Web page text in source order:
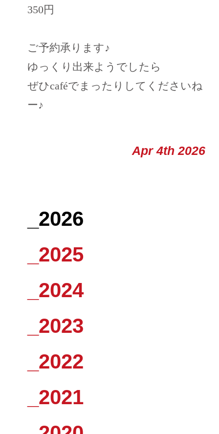
350円
ご予約承ります♪
ゆっくり出来ようでしたら
ぜひcaféでまったりしてくださいね
ー♪
Apr 4th 2026
_2026
_2025
_2024
_2023
_2022
_2021